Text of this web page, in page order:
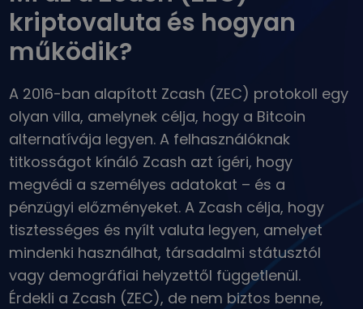
Mi lenne akkor, ha 100 € értékben vásároltam volna…
...ma ennyit érne
Intelligens portfóliók
A kriptovalutákba való befektetés okos módja
Egy biztonságos és egyszerű kriptotárca
Kriptovaluta bevétel
Kapj jutalmakat a kriptod után
Trezor
Takaríts meg kriptot a jövődért
Ismétlődő vásárlás
Rendszeresen ütemezett befektetések (DCA)
Árriasztások
Kedvenc tokenjeid valós idejű árfrissítései
kriptovaluta és hogyan
működik?
A 2016-ban alapított Zcash (ZEC) protokoll egy
olyan villa, amelynek célja, hogy a Bitcoin
alternatívája legyen. A felhasználóknak
titkosságot kínáló Zcash azt ígéri, hogy
megvédi a személyes adatokat – és a
pénzügyi előzményeket. A Zcash célja, hogy
tisztességes és nyílt valuta legyen, amelyet
mindenki használhat, társadalmi státusztól
vagy demográfiai helyzettől függetlenül.
Érdekli a Zcash (ZEC), de nem biztos benne,